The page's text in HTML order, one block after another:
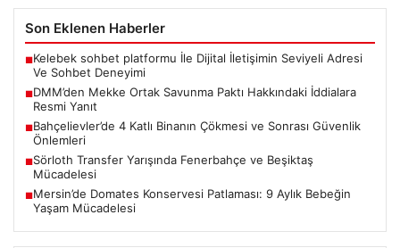
Son Eklenen Haberler
■Kelebek sohbet platformu İle Dijital İletişimin Seviyeli Adresi
Ve Sohbet Deneyimi
■DMM’den Mekke Ortak Savunma Paktı Hakkındaki İddialara
Resmi Yanıt
■Bahçelievler’de 4 Katlı Binanın Çökmesi ve Sonrası Güvenlik
Önlemleri
■Sörloth Transfer Yarışında Fenerbahçe ve Beşiktaş
Mücadelesi
■Mersin’de Domates Konservesi Patlaması: 9 Aylık Bebeğin
Yaşam Mücadelesi